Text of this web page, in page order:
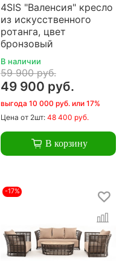
4SIS "Валенсия" кресло
из искусственного
ротанга, цвет
бронзовый
В наличии
59 900 руб.
49 900 руб.
выгода 10 000 руб. или 17%
Цена от 2шт: 48 400 руб.
В корзину
-17%